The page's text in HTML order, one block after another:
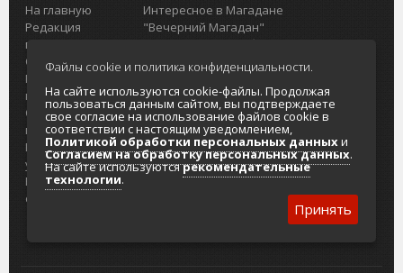
На главную
Редакция
портала
О проекте
Реклама на
портале
Отзывы и
предложения
Интернет-
услуги
Разработка
сайтов
Интересное в Магадане
"Вечерний Магадан"
Городская доска объявлений
Главный туристический портал
Колымы
Политика в отношении обработки
персональных данных
Согласие на обработку персональных
данных
Файлы cookie и политика конфиденциальности.
На сайте используются cookie-файлы. Продолжая
пользоваться данным сайтом, вы подтверждаете
свое согласие на использование файлов cookie в
соответствии с настоящим уведомлением,
Политикой обработки персональных данныхи
Согласием на обработку персональных данных.
На сайте используютсярекомендательные
технологии.
Принять